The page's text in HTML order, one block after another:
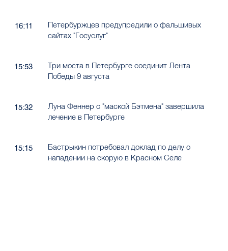
16:11
Петербуржцев предупредили о фальшивых
сайтах "Госуслуг"
15:53
Три моста в Петербурге соединит Лента
Победы 9 августа
15:32
Луна Феннер с "маской Бэтмена" завершила
лечение в Петербурге
15:15
Бастрыкин потребовал доклад по делу о
нападении на скорую в Красном Селе